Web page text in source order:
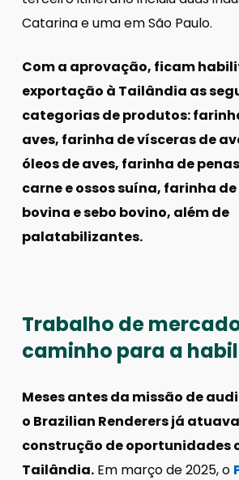
Catarina e uma em São Paulo.
Com a aprovação, ficam
exportação à Tailândia as
categorias de produtos:
aves, farinha de vísceras de
óleos de aves, farinha de
carne e ossos suína, farinha de
bovina e sebo bovino, além de
palatabilizantes.
Trabalho de
caminho para a
Meses antes da missão de
o Brazilian Renderers já
construção de oportunidades
Tailândia.Em março de 2025, o